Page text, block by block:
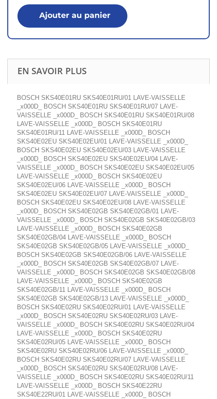
Ajouter au panier
EN SAVOIR PLUS
BOSCH SKS40E01RU SKS40E01RU/01 LAVE-VAISSELLE
_x000D_ BOSCH SKS40E01RU SKS40E01RU/07 LAVE-
VAISSELLE _x000D_ BOSCH SKS40E01RU SKS40E01RU/08
LAVE-VAISSELLE _x000D_ BOSCH SKS40E01RU
SKS40E01RU/11 LAVE-VAISSELLE _x000D_ BOSCH
SKS40E02EU SKS40E02EU/01 LAVE-VAISSELLE _x000D_
BOSCH SKS40E02EU SKS40E02EU/03 LAVE-VAISSELLE
_x000D_ BOSCH SKS40E02EU SKS40E02EU/04 LAVE-
VAISSELLE _x000D_ BOSCH SKS40E02EU SKS40E02EU/05
LAVE-VAISSELLE _x000D_ BOSCH SKS40E02EU
SKS40E02EU/06 LAVE-VAISSELLE _x000D_ BOSCH
SKS40E02EU SKS40E02EU/07 LAVE-VAISSELLE _x000D_
BOSCH SKS40E02EU SKS40E02EU/08 LAVE-VAISSELLE
_x000D_ BOSCH SKS40E02GB SKS40E02GB/01 LAVE-
VAISSELLE _x000D_ BOSCH SKS40E02GB SKS40E02GB/03
LAVE-VAISSELLE _x000D_ BOSCH SKS40E02GB
SKS40E02GB/04 LAVE-VAISSELLE _x000D_ BOSCH
SKS40E02GB SKS40E02GB/05 LAVE-VAISSELLE _x000D_
BOSCH SKS40E02GB SKS40E02GB/06 LAVE-VAISSELLE
_x000D_ BOSCH SKS40E02GB SKS40E02GB/07 LAVE-
VAISSELLE _x000D_ BOSCH SKS40E02GB SKS40E02GB/08
LAVE-VAISSELLE _x000D_ BOSCH SKS40E02GB
SKS40E02GB/11 LAVE-VAISSELLE _x000D_ BOSCH
SKS40E02GB SKS40E02GB/13 LAVE-VAISSELLE _x000D_
BOSCH SKS40E02RU SKS40E02RU/01 LAVE-VAISSELLE
_x000D_ BOSCH SKS40E02RU SKS40E02RU/03 LAVE-
VAISSELLE _x000D_ BOSCH SKS40E02RU SKS40E02RU/04
LAVE-VAISSELLE _x000D_ BOSCH SKS40E02RU
SKS40E02RU/05 LAVE-VAISSELLE _x000D_ BOSCH
SKS40E02RU SKS40E02RU/06 LAVE-VAISSELLE _x000D_
BOSCH SKS40E02RU SKS40E02RU/07 LAVE-VAISSELLE
_x000D_ BOSCH SKS40E02RU SKS40E02RU/08 LAVE-
VAISSELLE _x000D_ BOSCH SKS40E02RU SKS40E02RU/11
LAVE-VAISSELLE _x000D_ BOSCH SKS40E22RU
SKS40E22RU/01 LAVE-VAISSELLE _x000D_ BOSCH